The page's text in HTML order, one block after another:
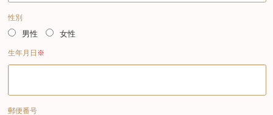
性別
男性 女性
生年月日 ※
郵便番号